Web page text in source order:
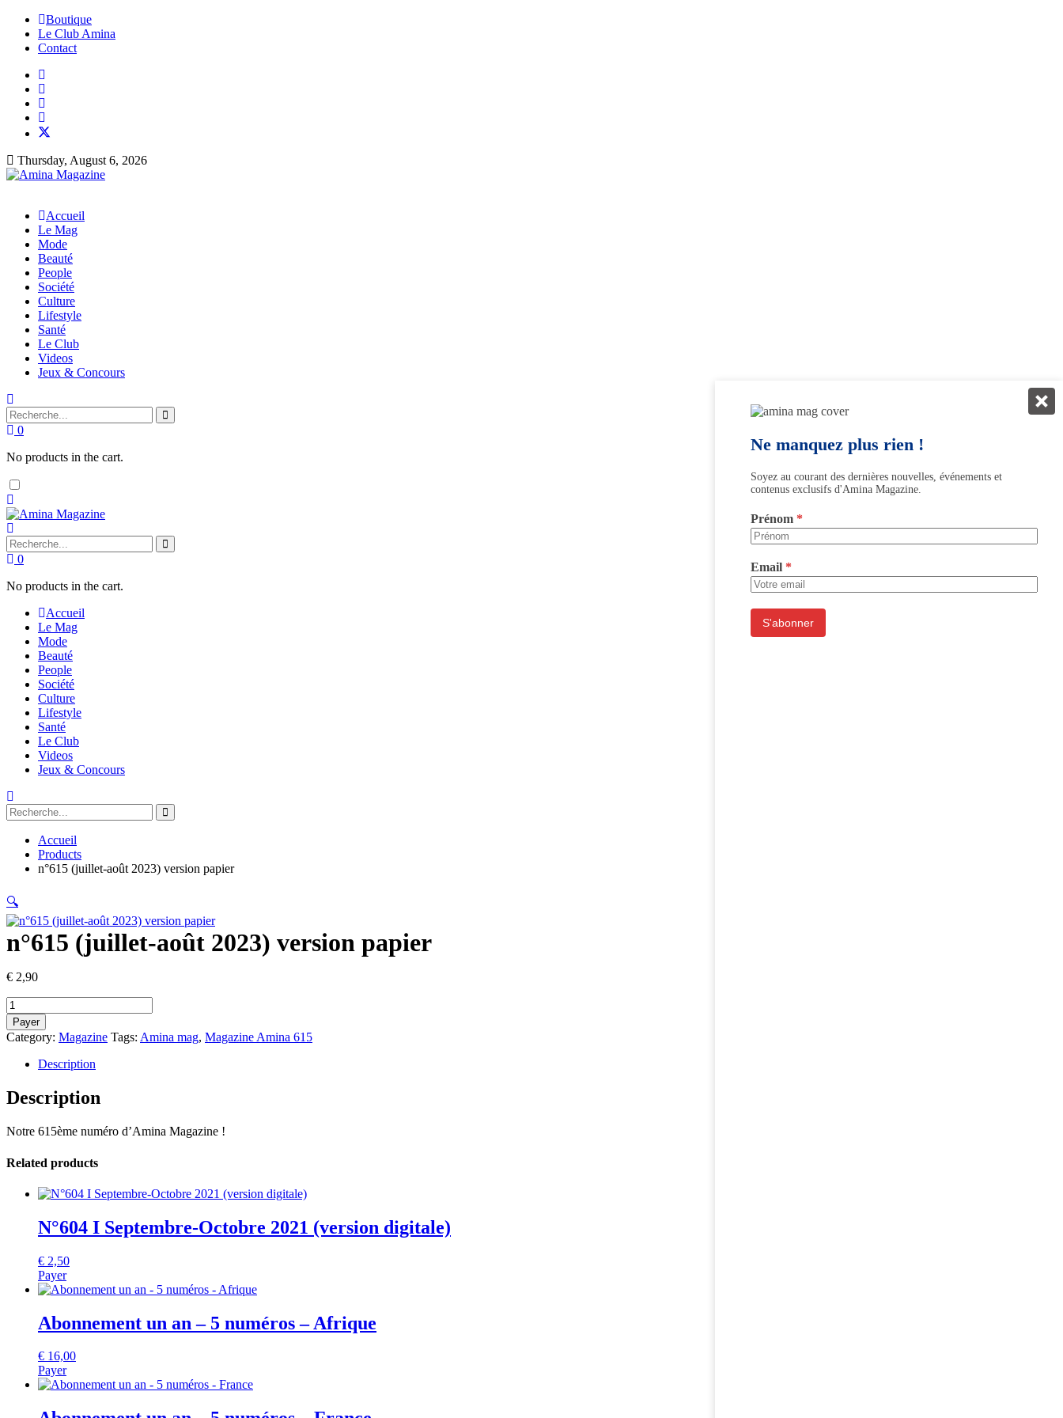
Boutique
Le Club Amina
Contact
Thursday, August 6, 2026
Accueil
Le Mag
Mode
Beauté
People
Société
Culture
Lifestyle
Santé
Le Club
Videos
Jeux & Concours
0
No products in the cart.
Dark
mode
0
No products in the cart.
Accueil
Le Mag
Mode
Beauté
People
Société
Culture
Lifestyle
Santé
Le Club
Videos
Jeux & Concours
Accueil
Products
n°615 (juillet-août 2023) version papier
🔍
n°615 (juillet-août 2023) version papier
€ 2,90
n°615
(juillet-
août
2023)
version
quantity
Payer
Category: Magazine Tags: Amina mag, Magazine Amina 615
Description
Description
Notre 615ème numéro d’Amina Magazine !
Related products
N°604 I Septembre-Octobre 2021 (version digitale)
€ 2,50
Payer
Abonnement un an – 5 numéros – Afrique
€ 16,00
Payer
Ne manquez plus rien !
Soyez au courant des dernières nouvelles, événements et
contenus exclusifs d'Amina Magazine.
Prénom *
Email *
S'abonner